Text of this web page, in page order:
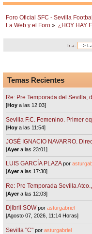
Foro Oficial SFC - Sevilla
La Web y el Foro » ¿HOY HAY
Ir a:
Temas Recientes
Re: Pre Temporada del Sevilla,
[Hoy a las 12:03]
Sevilla F.C. Femenino. Primer
[Hoy a las 11:54]
JOSÉ IGNACIO NAVARRO.
[Ayera las 23:01]
LUIS GARCÍA PLAZA por
[Ayera las 17:30]
Re: Pre Temporada Sevilla
[Ayera las 12:03]
Djibril SOW porasturgabriel
[Agosto 07, 2026, 11:14 Horas]
Sevilla "C"porasturgabriel